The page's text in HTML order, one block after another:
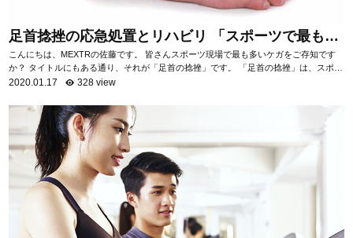
足首捻挫の応急処置とリハビリ 「スポーツで最も多
いケガ」
こんにちは、MEXTRの佐藤です。 皆さんスポーツ現場で最も多いケガをご存知です
か？ タイトルにもある通り、それが「足首の捻挫」です。 「足首の捻挫」は、スポー
ツ現場だけでなく日常生活におい...
2020.01.17 328 view